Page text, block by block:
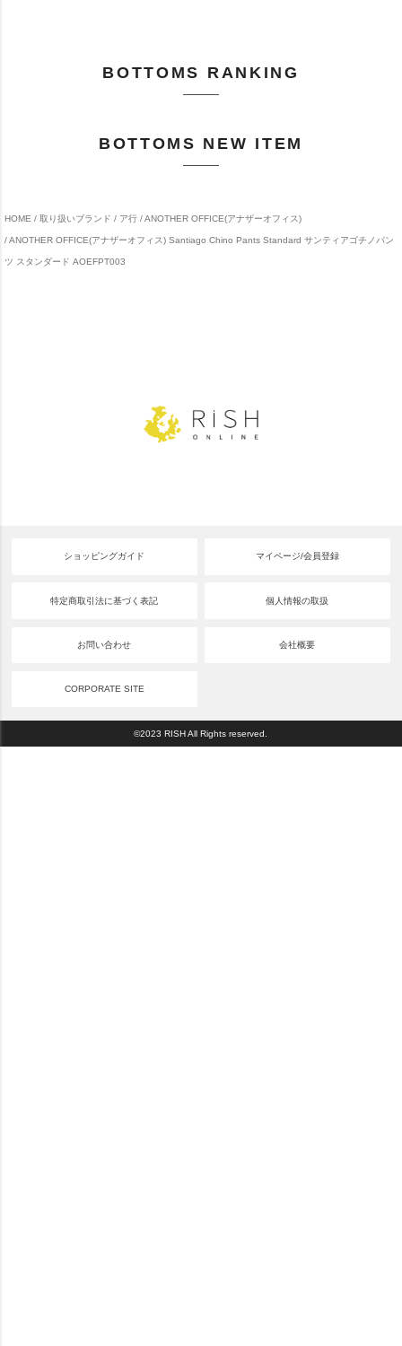
BOTTOMS RANKING
BOTTOMS NEW ITEM
HOME 取り扱いブランド ア行 ANOTHER OFFICE(アナザーオフィス)
ANOTHER OFFICE(アナザーオフィス) Santiago Chino Pants Standard サンティアゴチノパン
ツ スタンダード AOEFPT003
ショッピングガイド マイページ/会員登録
特定商取引法に基づく表記 個人情報の取扱
お問い合わせ 会社概要
CORPORATE SITE
©2023 RISH All Rights reserved.